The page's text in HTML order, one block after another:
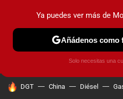
PRUEBAS COCHES
HOY SE HABLA DE
DGT China Diésel
Ya puedes ver más de
Añádenos como
Solo necesitas una